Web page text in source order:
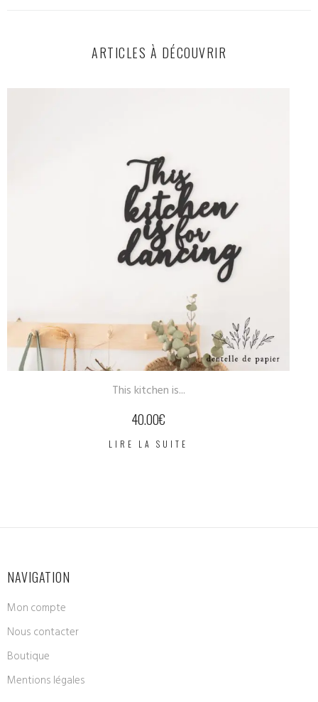
ARTICLES À DÉCOUVRIR
This kitchen is...
40.00€
LIRE LA SUITE
NAVIGATION
Mon compte
Nous contacter
Boutique
Mentions légales